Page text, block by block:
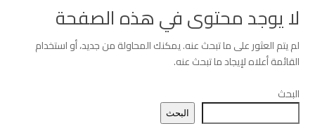
لا يوجد محتوى في هذه الصفحة
لم يتم العثور على ما تبحث عنه. يمكنك المحاولة من جديد، أو استخدام
القائمة أعلاه لإيجاد ما تبحث عنه.
البحث
البحث